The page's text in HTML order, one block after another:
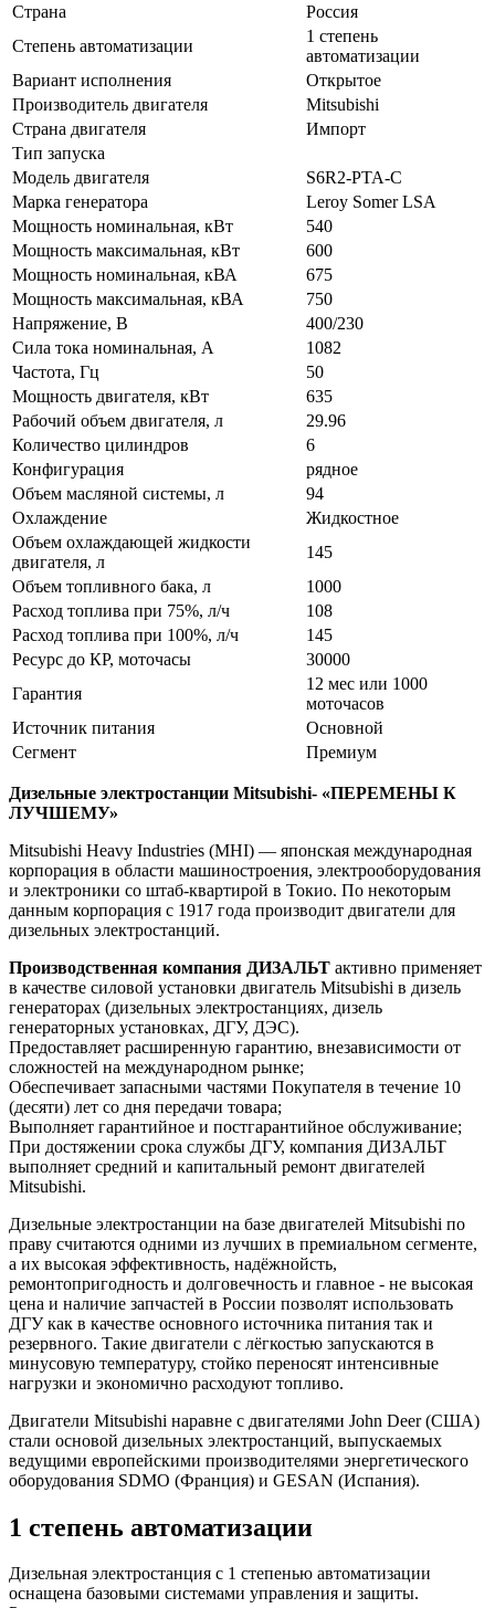
Страна
Россия
Степень автоматизации
1 степень
автоматизации
Вариант исполнения
Открытое
Производитель двигателя
Mitsubishi
Страна двигателя
Импорт
Тип запуска
Модель двигателя
S6R2-PTA-C
Марка генератора
Leroy Somer LSA
Мощность номинальная, кВт
540
Мощность максимальная, кВт
600
Мощность номинальная, кВА
675
Мощность максимальная, кВА
750
Напряжение, В
400/230
Сила тока номинальная, А
1082
Частота, Гц
50
Мощность двигателя, кВт
635
Рабочий объем двигателя, л
29.96
Количество цилиндров
6
Конфигурация
рядное
Объем масляной системы, л
94
Охлаждение
Жидкостное
Объем охлаждающей жидкости
двигателя, л
145
Объем топливного бака, л
1000
Расход топлива при 75%, л/ч
108
Расход топлива при 100%, л/ч
145
Ресурс до КР, моточасы
30000
Гарантия
12 мес или 1000
моточасов
Источник питания
Основной
Сегмент
Премиум
Дизельные электростанции Mitsubishi- «ПЕРЕМЕНЫ К
ЛУЧШЕМУ»
Mitsubishi Heavy Industries (MHI) — японская международная
корпорация в области машиностроения, электрооборудования
и электроники со штаб-квартирой в Токио. По некоторым
данным корпорация с 1917 года производит двигатели для
дизельных электростанций.
Производственная компания ДИЗАЛЬТ активно применяет
в качестве силовой установки двигатель Mitsubishi в дизель
генераторах (дизельных электростанциях, дизель
генераторных установках, ДГУ, ДЭС).
Предоставляет расширенную гарантию, внезависимости от
сложностей на международном рынке;
Обеспечивает запасными частями Покупателя в течение 10
(десяти) лет со дня передачи товара;
Выполняет гарантийное и постгарантийное обслуживание;
При достяжении срока службы ДГУ, компания ДИЗАЛЬТ
выполняет средний и капитальный ремонт двигателей
Mitsubishi.
Дизельные электростанции на базе двигателей Mitsubishi по
праву считаются одними из лучших в премиальном сегменте,
а их высокая эффективность, надёжнойсть,
ремонтопригодность и долговечность и главное - не высокая
цена и наличие запчастей в России позволят использовать
ДГУ как в качестве основного источника питания так и
резервного. Такие двигатели с лёгкостью запускаются в
минусовую температуру, стойко переносят интенсивные
нагрузки и экономично расходуют топливо.
Двигатели Mitsubishi наравне с двигателями John Deer (США)
стали основой дизельных электростанций, выпускаемых
ведущими европейскими производителями энергетического
оборудования SDMO (Франция) и GESAN (Испания).
1 степень автоматизации
Дизельная электростанция с 1 степенью автоматизации
оснащена базовыми системами управления и защиты.